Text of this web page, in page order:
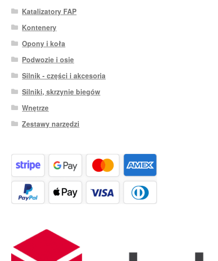
Katalizatory FAP
Kontenery
Opony i koła
Podwozie i osie
Silnik - części i akcesoria
Silniki, skrzynie biegów
Wnętrze
Zestawy narzędzi